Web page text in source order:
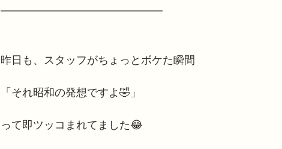
━━━━━━━━━━━━━━━
昨日も、スタッフがちょっとボケた瞬間
「それ昭和の発想ですよ🤣」
って即ツッコまれてました😂